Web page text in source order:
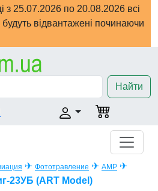
з 25.07.2026 по 20.08.2026 всі
відвантажені починаючи
Найти
✈ Фототравление ✈ AMP ✈
23УБ (ART Model)